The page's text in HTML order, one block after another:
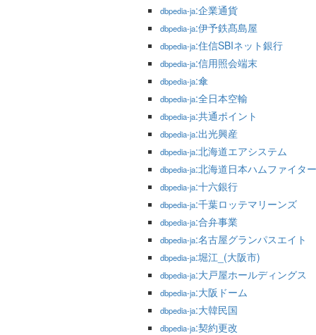
dbpedia-ja:企業通貨
dbpedia-ja:伊予鉄髙島屋
dbpedia-ja:住信SBIネット銀行
dbpedia-ja:信用照会端末
dbpedia-ja:傘
dbpedia-ja:全日本空輸
dbpedia-ja:共通ポイント
dbpedia-ja:出光興産
dbpedia-ja:北海道エアシステム
dbpedia-ja:北海道日本ハムファイタ
dbpedia-ja:十六銀行
dbpedia-ja:千葉ロッテマリーンズ
dbpedia-ja:合弁事業
dbpedia-ja:名古屋グランパスエイト
dbpedia-ja:堀江_(大阪市)
dbpedia-ja:大戸屋ホールディングス
dbpedia-ja:大阪ドーム
dbpedia-ja:大韓民国
dbpedia-ja:契約更改